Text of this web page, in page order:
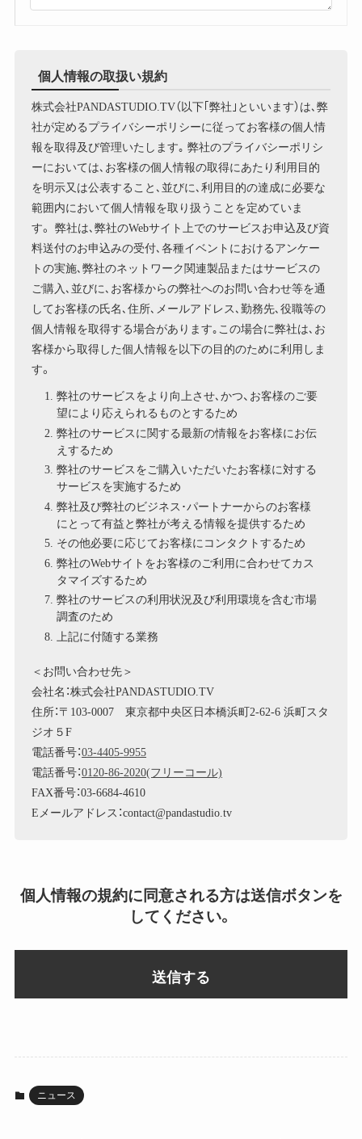
個人情報の取扱い規約
株式会社PANDASTUDIO.TV（以下｢弊社｣といいます）は､弊
社が定めるプライバシーポリシーに従ってお客様の個人情
報を取得及び管理いたします｡ 弊社のプライバシーポリシ
ーにおいては､お客様の個人情報の取得にあたり利用目的
を明示又は公表すること､並びに､利用目的の達成に必要な
範囲内において個人情報を取り扱うことを定めていま
す。 弊社は､弊社のWebサイト上でのサービスお申込及び資
料送付のお申込みの受付､各種イベントにおけるアンケー
トの実施､弊社のネットワーク関連製品またはサービスの
ご購入､並びに､お客様からの弊社へのお問い合わせ等を通
してお客様の氏名､住所､メールアドレス､勤務先､役職等の
個人情報を取得する場合があります｡この場合に弊社は､お
客様から取得した個人情報を以下の目的のために利用しま
す。
弊社のサービスをより向上させ､かつ、お客様のご要
望により応えられるものとするため
弊社のサービスに関する最新の情報をお客様にお伝
えするため
弊社のサービスをご購入いただいたお客様に対する
サービスを実施するため
弊社及び弊社のビジネス･パートナーからのお客様
にとって有益と弊社が考える情報を提供するため
その他必要に応じてお客様にコンタクトするため
弊社のWebサイトをお客様のご利用に合わせてカス
タマイズするため
弊社のサービスの利用状況及び利用環境を含む市場
調査のため
上記に付随する業務
＜お問い合わせ先＞
会社名：株式会社PANDASTUDIO.TV
住所：〒103-0007 東京都中央区日本橋浜町2-62-6 浜町スタ
ジオ５F
電話番号：03-4405-9955
電話番号：0120-86-2020(フリーコール)
FAX番号：03-6684-4610
Eメールアドレス：contact@pandastudio.tv
個人情報の規約に同意される方は送信ボタンを
してください。
ニュース